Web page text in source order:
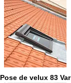
Pose de velux 83 Var